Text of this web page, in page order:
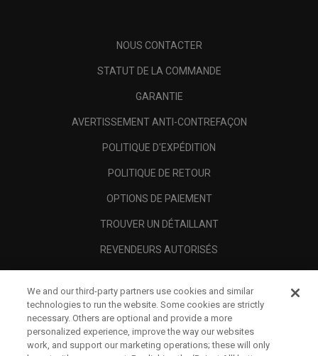
NOUS CONTACTER
STATUT DE LA COMMANDE
GARANTIE
AVERTISSEMENT ANTI-CONTREFAÇON
POLITIQUE D'EXPÉDITION
POLITIQUE DE RETOUR
OPTIONS DE PAIEMENT
TROUVER UN DÉTAILLANT
REVENDEURS AUTORISÉS
A PROPOS
MENTIONS LÉGALES
We and our third-party partners use cookies and similar
technologies to run the website. Some cookies are strictly
necessary. Others are optional and provide a more
personalized experience, improve the way our websites
work, and support our marketing operations; these will only